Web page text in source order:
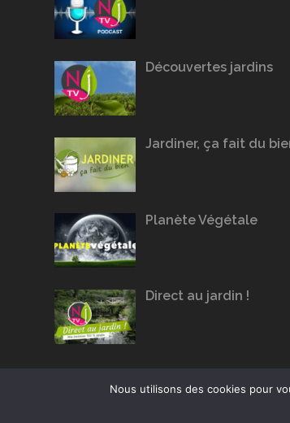
Découvertes jardins
Jardiner, ça fait du
Planète Végétale
Direct au jardin !
Nous utilisons des cookies pour